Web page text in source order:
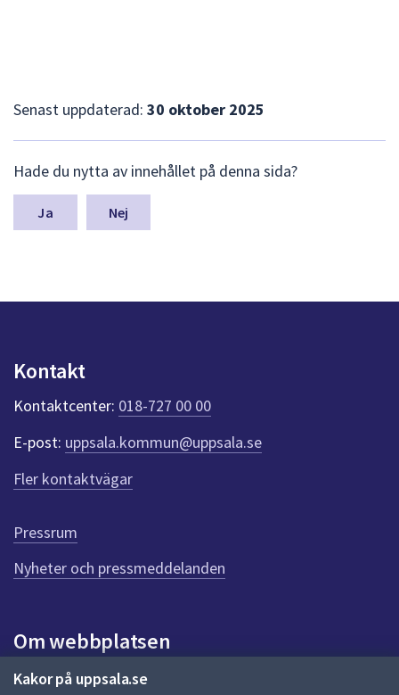
Kakor på uppsala.se
Senast uppdaterad: 30 oktober 2025
ä
m
a
p
k
t
e
f
r
d
n
n
a
a
Hade du nytta av innehållet på denna sida?
Nej
Kontakt
Kontaktcenter: 018-727 00 00
E-post: uppsala.kommun@uppsala.se
Fler kontaktvägar
Pressrum
Nyheter och pressmeddelanden
Om webbplatsen
Om webbplatsen